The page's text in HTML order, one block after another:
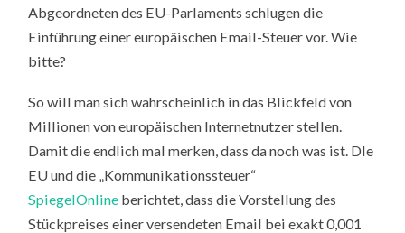
Abgeordneten des EU-Parlaments schlugen die
Einführung einer europäischen Email-Steuer vor. Wie
bitte?
So will man sich wahrscheinlich in das Blickfeld von
Millionen von europäischen Internetnutzer stellen.
Damit die endlich mal merken, dass da noch was ist. DIe
EU und die „Kommunikationssteuer“
SpiegelOnline berichtet, dass die Vorstellung des
Stückpreises einer versendeten Email bei exakt 0,001